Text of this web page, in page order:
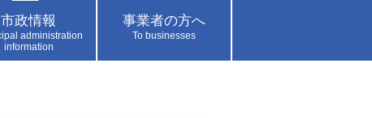
市政情報
administration
information
事業者の方へ
To businesses